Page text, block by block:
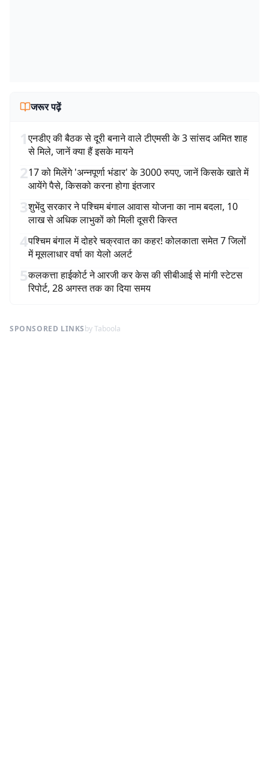
जरूर पढ़ें
1एनडीए की बैठक से दूरी बनाने वाले टीएमसी के 3 सांसद अमित शाह
से मिले, जानें क्या हैं इसके मायने
217 को मिलेंगे 'अन्नपूर्णा भंडार' के 3000 रुपए, जानें किसके खाते में
आयेंगे पैसे, किसको करना होगा इंतजार
3शुभेंदु सरकार ने पश्चिम बंगाल आवास योजना का नाम बदला, 10
लाख से अधिक लाभुकों को मिली दूसरी किस्त
4पश्चिम बंगाल में दोहरे चक्रवात का कहर! कोलकाता समेत 7 जिलों
में मूसलाधार वर्षा का येलो अलर्ट
5कलकत्ता हाईकोर्ट ने आरजी कर केस की सीबीआई से मांगी स्टेटस
रिपोर्ट, 28 अगस्त तक का दिया समय
SPONSORED LINKSby Taboola